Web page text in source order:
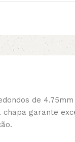
de
garante